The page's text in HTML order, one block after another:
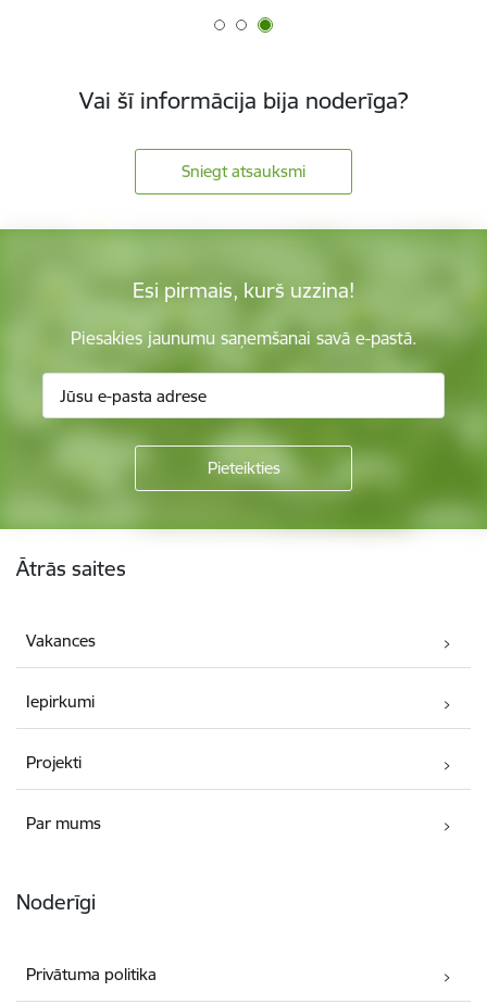
Vai šī informācija bija noderīga?
Sniegt atsauksmi
Esi pirmais, kurš uzzina!
Piesakies jaunumu saņemšanai savā e-pastā.
Ātrās saites
Vakances
Iepirkumi
Projekti
Par mums
Noderīgi
Privātuma politika